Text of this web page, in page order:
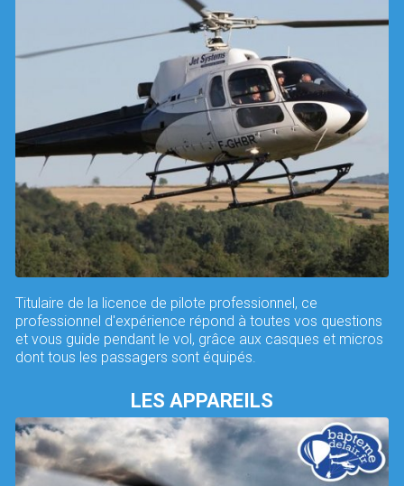
Titulaire de la licence de pilote professionnel, ce
professionnel d'expérience répond à toutes vos questions
et vous guide pendant le vol, grâce aux casques et micros
dont tous les passagers sont équipés.
LES APPAREILS